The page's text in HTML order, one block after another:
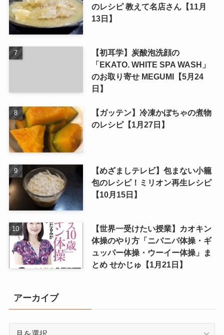
のレシピ 教えて名店さん【11月
13日】
【初耳学】炭酸泡洗顔の
「EKATO. WHITE SPA WASH」
のお取り寄せ MEGUMI【5月24
日】
【ガッテン】冷凍かぼちゃの煮物
のレシピ【1月27日】
【めざましテレビ】包まない小籠
包のレシピ！ミリオン再生レシピ
【10月15日】
【世界一受けたい授業】カオキン
体操のやり方「ニパニパ体操・ギ
ュッパー体操・ウーイー体操」ま
とめ せかじゅ【1月21日】
アーカイブ